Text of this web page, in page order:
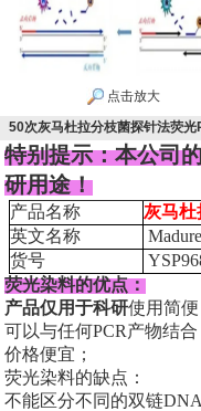
点击放大
50次灰马杜拉分枝菌探针法荧
特别提示：本公司
研用途！
产品名称
灰马
英文名称
货号
荧光染料的优点：
产品仅用于科研使用简
可以与任何PCR产物结合
价格便宜；
荧光染料的缺点：
不能区分不同的双链